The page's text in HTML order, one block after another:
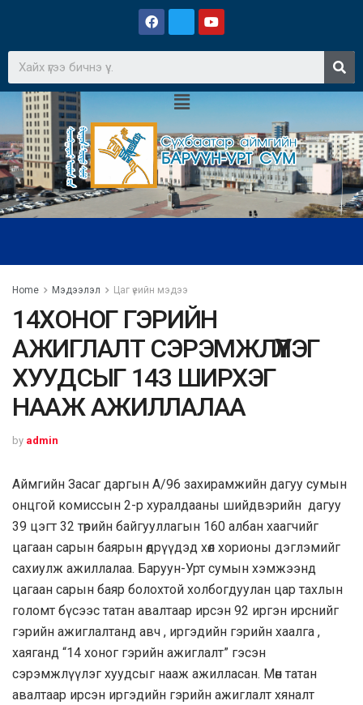
Home Мэдээлэл Цаг үеийн мэдээ
14ХОНОГ ГЭРИЙН
АЖИГЛАЛТ СЭРЭМЖЛҮҮЛЭГ
ХУУДСЫГ 143 ШИРХЭГ
НААЖ АЖИЛЛАЛАА
by admin
Аймгийн Засаг даргын А/96 захирамжийн дагуу сумын
онцгой комиссын 2-р хуралдааны шийдвэрийн дагуу
39 цэгт 32 төрийн байгууллагын 160 албан хаагчийг
цагаан сарын баярын өдрүүдэд хөл хорионы дэглэмийг
сахиулж ажиллалаа. Баруун-Урт сумын хэмжээнд
цагаан сарын баяр болохтой холбогдуулан цар тахлын
голомт бүсээс татан авалтаар ирсэн 92 иргэн ирснийг
гэрийн ажиглалтанд авч , иргэдийн гэрийн хаалга ,
хаяганд “14 хоног гэрийн ажиглалт” гэсэн
сэрэмжлүүлэг хуудсыг нааж ажилласан. Мөн татан
авалтаар ирсэн иргэдийн гэрийн ажиглалт хяналт